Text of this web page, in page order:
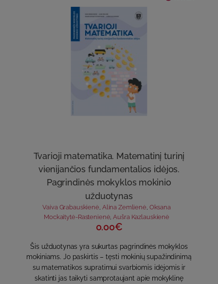
Tvarioji matematika. Matematinį turinį
vienijančios fundamentalios idėjos.
Pagrindinės mokyklos mokinio
užduotynas
Vaiva Grabauskienė, Alina Zemlienė, Oksana
Mockaitytė-Rastenienė,Aušra Kazlauskienė
0.00€
Šis užduotynas yra sukurtas pagrindinės mokyklos
mokiniams. Jo paskirtis – tęsti mokinių supažindinimą
su matematikos supratimui svarbiomis idėjomis ir
skatinti jas taikyti samprotaujant apie mokyklinę